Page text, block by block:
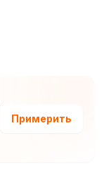
Примерить